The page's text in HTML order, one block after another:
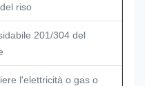
riso
201/304 del
l'elettricità o gas o